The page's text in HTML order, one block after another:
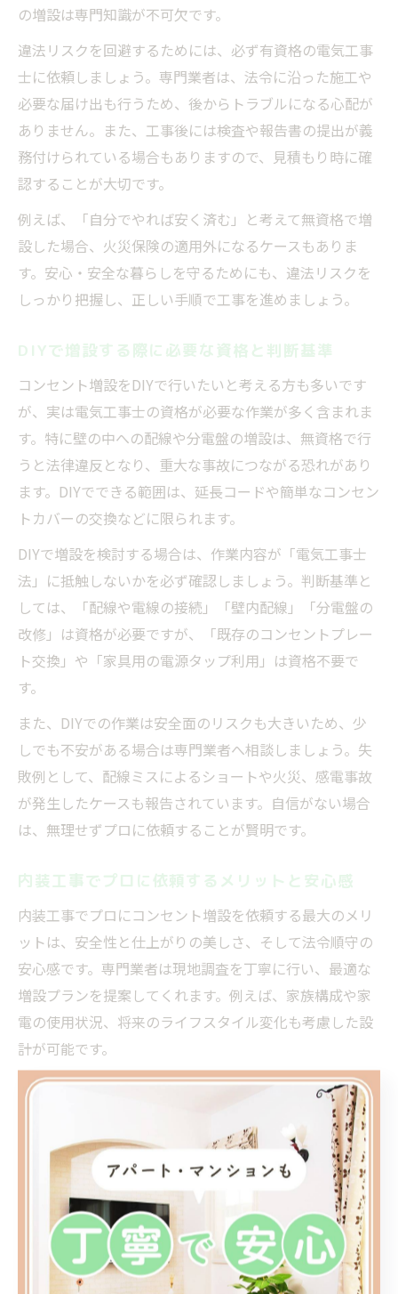
の増設は専門知識が不可欠です。
違法リスクを回避するためには、必ず有資格の電気工事
士に依頼しましょう。専門業者は、法令に沿った施工や
必要な届け出も行うため、後からトラブルになる心配が
ありません。また、工事後には検査や報告書の提出が義
務付けられている場合もありますので、見積もり時に確
認することが大切です。
例えば、「自分でやれば安く済む」と考えて無資格で増
設した場合、火災保険の適用外になるケースもありま
す。安心・安全な暮らしを守るためにも、違法リスクを
しっかり把握し、正しい手順で工事を進めましょう。
DIYで増設する際に必要な資格と判断基準
コンセント増設をDIYで行いたいと考える方も多いです
が、実は電気工事士の資格が必要な作業が多く含まれま
す。特に壁の中への配線や分電盤の増設は、無資格で行
うと法律違反となり、重大な事故につながる恐れがあり
ます。DIYでできる範囲は、延長コードや簡単なコンセン
トカバーの交換などに限られます。
DIYで増設を検討する場合は、作業内容が「電気工事士
法」に抵触しないかを必ず確認しましょう。判断基準と
しては、「配線や電線の接続」「壁内配線」「分電盤の
改修」は資格が必要ですが、「既存のコンセントプレー
ト交換」や「家具用の電源タップ利用」は資格不要で
す。
また、DIYでの作業は安全面のリスクも大きいため、少
しでも不安がある場合は専門業者へ相談しましょう。失
敗例として、配線ミスによるショートや火災、感電事故
が発生したケースも報告されています。自信がない場合
は、無理せずプロに依頼することが賢明です。
内装工事でプロに依頼するメリットと安心感
内装工事でプロにコンセント増設を依頼する最大のメリ
ットは、安全性と仕上がりの美しさ、そして法令順守の
安心感です。専門業者は現地調査を丁寧に行い、最適な
増設プランを提案してくれます。例えば、家族構成や家
電の使用状況、将来のライフスタイル変化も考慮した設
計が可能です。
また、プロによる内装工事は、見た目だけでなく耐久性
や機能性も重視されます。配線の隠蔽や分電盤のバラン
ス調整、漏電対策など、細部まで配慮が行き届いている
ため、長期間安心して使用できます。さらに、工事後の
アフターサポートや保証制度がある業者も多く、万が一
のトラブル時も迅速に対応してもらえるのが魅力です。
実際に利用した方からは、「使い勝手が格段に向上し
た」「安心して家電を増やせるようになった」といった